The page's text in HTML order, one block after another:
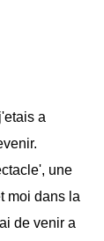
a
une
moi dans la
de venir a